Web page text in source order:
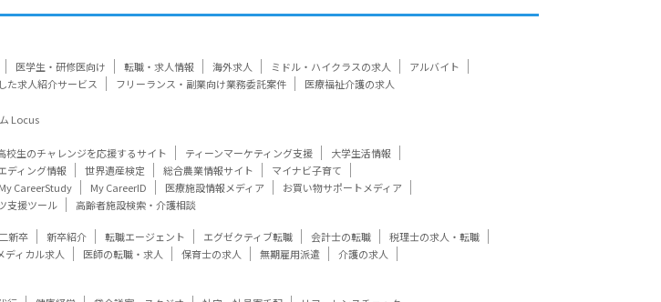
医学生・研修医向け 転職・求人情報 海外求人 ミドル・ハイクラスの求人
アルバイト
た求人紹介サービス フリーランス・副業向け業務委託案件 医療福祉介護の求人
Locus
校生のチャレンジを応援するサイト ティーンマーケティング支援
大学生活情報
ディング情報 世界遺産検定 総合農業情報サイト
マイナビ子育て
My CareerStudy My CareerID 医療施設情報メディア
お買い物サポートメディア
支援ツール 高齢者施設検索・介護相談
新卒 新卒紹介 転職エージェント エグゼクティブ転職 会計士の転職
税理士の求人・転職
ディカル求人 医師の転職・求人 保育士の求人 無期雇用派遣
介護の求人